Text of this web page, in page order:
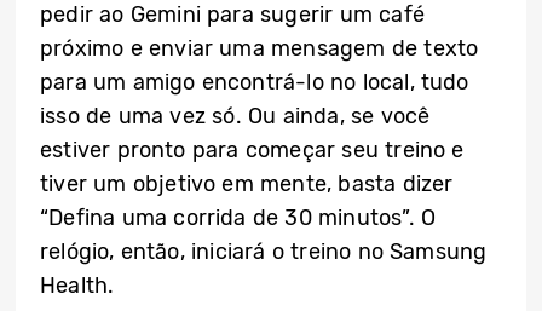
pedir ao Gemini para sugerir um café
próximo e enviar uma mensagem de texto
para um amigo encontrá-lo no local, tudo
isso de uma vez só. Ou ainda, se você
estiver pronto para começar seu treino e
tiver um objetivo em mente, basta dizer
“Defina uma corrida de 30 minutos”. O
relógio, então, iniciará o treino no Samsung
Health.